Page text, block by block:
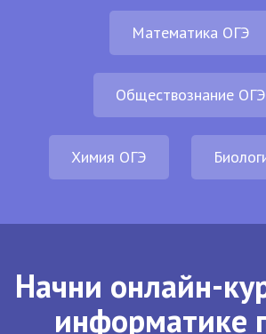
Математика ОГЭ
Обществознание ОГЭ
Химия ОГЭ
Начни онлайн-
информатике